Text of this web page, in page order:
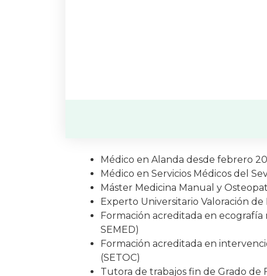
Médico en Alanda desde febrero
Médico en Servicios Médicos del
Máster Medicina Manual y
Experto Universitario Valoración
Formación acreditada en ecografía
SEMED)
Formación acreditada en
(SETOC)
Tutora de trabajos fin de Grado de